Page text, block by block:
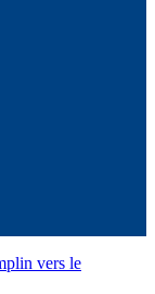
vers le